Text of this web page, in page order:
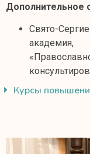
Дополнительное
Свято-
Курсы